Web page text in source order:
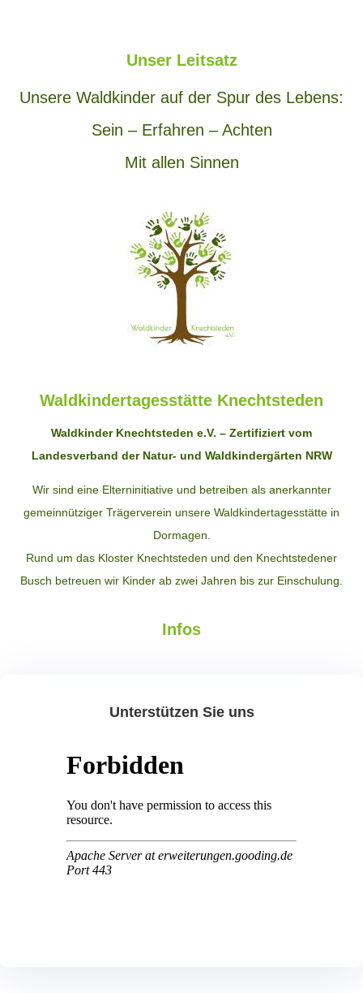
Unser Leitsatz
Unsere Waldkinder auf der Spur des Lebens:
Sein – Erfahren – Achten
Mit allen Sinnen
Waldkindertagesstätte Knechtsteden
Waldkinder Knechtsteden e.V. – Zertifiziert vom
Landesverband der Natur- und Waldkindergärten NRW
Wir sind eine Elterninitiative und betreiben als anerkannter
gemeinnütziger Trägerverein unsere Waldkindertagesstätte in
Dormagen.
Rund um das Kloster Knechtsteden und den Knechtstedener
Busch betreuen wir Kinder ab zwei Jahren bis zur Einschulung.
Infos
Unterstützen Sie uns